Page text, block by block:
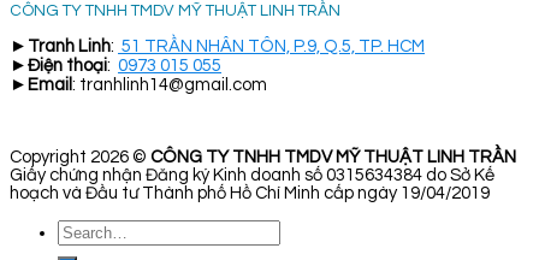
CÔNG TY TNHH TMDV MỸ THUẬT LINH TRẦN
► Tranh Linh: 51 TRẦN NHÂN TÔN, P.9, Q.5, TP. HCM
► Điện thoại: 0973 015 055
► Email : tranhlinh14@gmail.com
Copyright 2026 © CÔNG TY TNHH TMDV MỸ THUẬT LINH TRẦN
Giấy chứng nhận Đăng ký Kinh doanh số 0315634384 do Sở Kế
hoạch và Đầu tư Thành phố Hồ Chí Minh cấp ngày 19/04/2019
Search
for: